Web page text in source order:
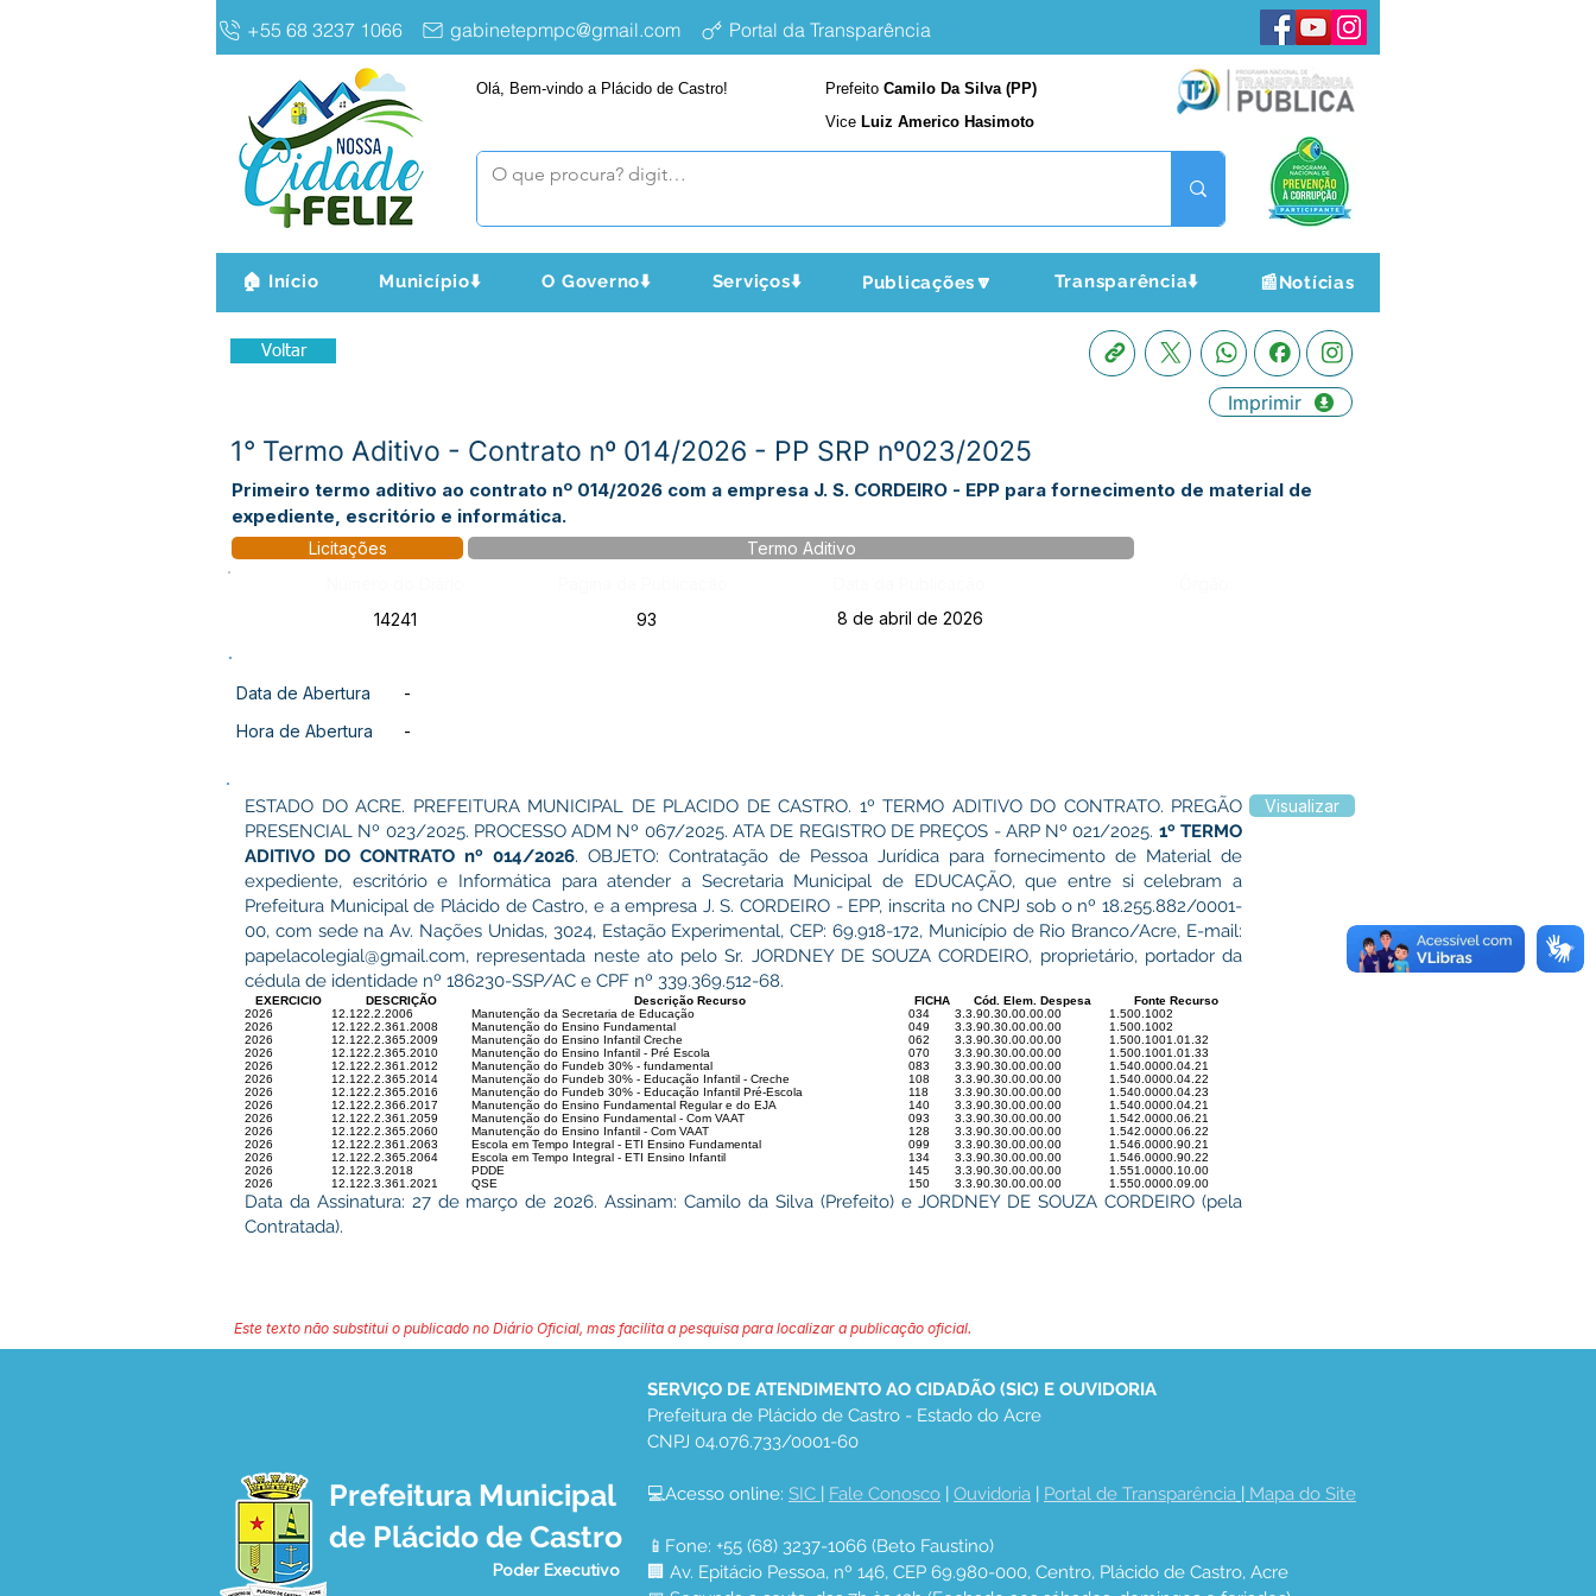
+55 68 3237 1066 gabinetepmpc@gmail.com Portal da Transparência
Olá, Bem-vindo a Plácido de Castro! Prefeito Camilo Da Silva (PP)
Vice Luiz Americo Hasimoto
🏠 Início Município⬇️ O Governo⬇️ Serviços⬇️ Publicações🔽 Transparência⬇️ 📰Notícias
Voltar
Imprimir
1° Termo Aditivo - Contrato nº 014/2026 - PP SRP nº023/2025
Primeiro termo aditivo ao contrato nº 014/2026 com a empresa J. S. CORDEIRO - EPP para fornecimento de material de
expediente, escritório e informática.
Licitações
Termo Aditivo
14241
93 8 de abril de 2026
Data de Abertura
-
Hora de Abertura
-
ESTADO DO ACRE. PREFEITURA MUNICIPAL DE PLACIDO DE CASTRO. 1º TERMO ADITIVO DO CONTRATO. PREGÃO
PRESENCIAL Nº 023/2025. PROCESSO ADM Nº 067/2025. ATA DE REGISTRO DE PREÇOS - ARP Nº 021/2025. 1º TERMO
ADITIVO DO CONTRATO nº 014/2026. OBJETO: Contratação de Pessoa Jurídica para fornecimento de Material de
expediente, escritório e Informática para atender a Secretaria Municipal de EDUCAÇÃO, que entre si celebram a
Prefeitura Municipal de Plácido de Castro, e a empresa J. S. CORDEIRO - EPP, inscrita no CNPJ sob o nº 18.255.882/0001-
00, com sede na Av. Nações Unidas, 3024, Estação Experimental, CEP: 69.918-172, Município de Rio Branco/Acre, E-mail:
papelacolegial@gmail.com, representada neste ato pelo Sr. JORDNEY DE SOUZA CORDEIRO, proprietário, portador da
cédula de identidade nº 186230-SSP/AC e CPF nº 339.369.512-68.
EXERCICIO DESCRIÇÃO Descrição Recurso FICHA Cód. Elem. Despesa
Fonte Recurso
2026
12.122.2.2006 Manutenção da Secretaria de Educação 034 3.3.90.30.00.00.00
1.500.1002
2026
12.122.2.361.2008 Manutenção do Ensino Fundamental 049 3.3.90.30.00.00.00
1.500.1002
2026
12.122.2.365.2009 Manutenção do Ensino Infantil Creche 062 3.3.90.30.00.00.00
1.500.1001.01.32
2026
12.122.2.365.2010 Manutenção do Ensino Infantil - Pré Escola 070 3.3.90.30.00.00.00
1.500.1001.01.33
2026
12.122.2.361.2012 Manutenção do Fundeb 30% - fundamental 083 3.3.90.30.00.00.00
1.540.0000.04.21
2026
12.122.2.365.2014 Manutenção do Fundeb 30% - Educação Infantil - Creche 108 3.3.90.30.00.00.00
1.540.0000.04.22
2026
12.122.2.365.2016 Manutenção do Fundeb 30% - Educação Infantil Pré-Escola 118 3.3.90.30.00.00.00
1.540.0000.04.23
2026
12.122.2.366.2017 Manutenção do Ensino Fundamental Regular e do EJA 140 3.3.90.30.00.00.00
1.540.0000.04.21
2026
12.122.2.361.2059 Manutenção do Ensino Fundamental - Com VAAT 093 3.3.90.30.00.00.00
1.542.0000.06.21
2026
12.122.2.365.2060 Manutenção do Ensino Infantil - Com VAAT 128 3.3.90.30.00.00.00
1.542.0000.06.22
2026
12.122.2.361.2063 Escola em Tempo Integral - ETI Ensino Fundamental 099 3.3.90.30.00.00.00
1.546.0000.90.21
2026
12.122.2.365.2064 Escola em Tempo Integral - ETI Ensino Infantil 134 3.3.90.30.00.00.00
1.546.0000.90.22
2026
12.122.3.2018 PDDE 145 3.3.90.30.00.00.00
1.551.0000.10.00
2026
12.122.3.361.2021 QSE 150 3.3.90.30.00.00.00 1.550.0000.09.00
Data da Assinatura: 27 de março de 2026. Assinam: Camilo da Silva (Prefeito) e JORDNEY DE SOUZA CORDEIRO (pela
Contratada).
Visualizar
Este texto não substitui o publicado no Diário Oficial, mas facilita a pesquisa para localizar a publicação oficial.
Prefeitura Municipal
de Plácido de Castro
Poder Executivo
SERVIÇO DE ATENDIMENTO AO CIDADÃO (SIC) E OUVIDORIA
Prefeitura de Plácido de Castro - Estado do Acre
CNPJ 04.076.733/0001-60
💻Acesso online: SIC | Fale Conosco | Ouvidoria | Portal de Transparência | Mapa do Site
📱Fone: +55 (68) 3237-1066 (Beto Faustino)
🏢 Av. Epitácio Pessoa, nº 146, CEP 69.980-000, Centro, Plácido de Castro, Acre